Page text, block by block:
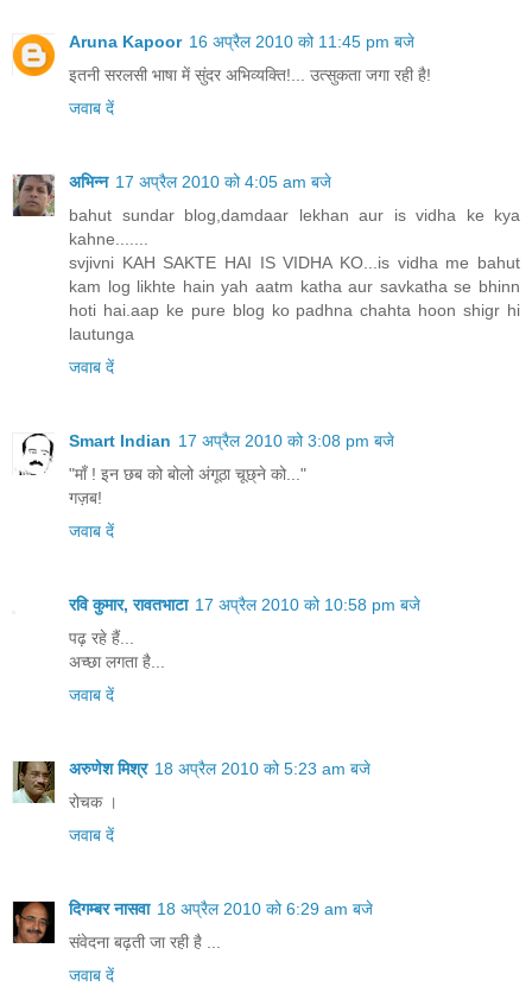
Aruna Kapoor 16 अप्रैल 2010 को 11:45 pm बजे
इतनी सरलसी भाषा में सुंदर अभिव्यक्ति!... उत्सुकता जगा रही है!
जवाब दें
अभिन्न 17 अप्रैल 2010 को 4:05 am बजे
bahut sundar blog,damdaar lekhan aur is vidha ke kya
kahne.......
svjivni KAH SAKTE HAI IS VIDHA KO...is vidha me bahut
kam log likhte hain yah aatm katha aur savkatha se bhinn
hoti hai.aap ke pure blog ko padhna chahta hoon shigr hi
lautunga
जवाब दें
Smart Indian 17 अप्रैल 2010 को 3:08 pm बजे
"माँ ! इन छब को बोलो अंगूठा चूछ्ने को..."
गज़ब!
जवाब दें
रवि कुमार, रावतभाटा 17 अप्रैल 2010 को 10:58 pm बजे
पढ़ रहे हैं...
अच्छा लगता है...
जवाब दें
अरुणेश मिश्र 18 अप्रैल 2010 को 5:23 am बजे
रोचक ।
जवाब दें
दिगम्बर नासवा 18 अप्रैल 2010 को 6:29 am बजे
संवेदना बढ़ती जा रही है ...
जवाब दें